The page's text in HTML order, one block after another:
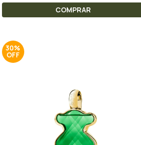
COMPRAR
30%